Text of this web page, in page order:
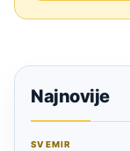
Najnovije
SVEMIR